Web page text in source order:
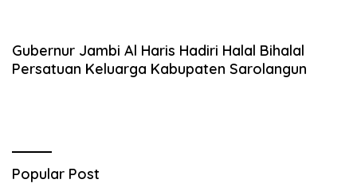
Gubernur Jambi Al Haris Hadiri Halal Bihalal
Persatuan Keluarga Kabupaten Sarolangun
Popular Post